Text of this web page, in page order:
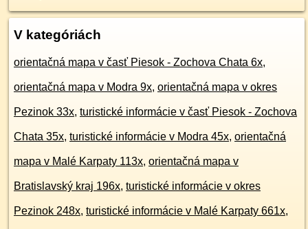
V kategóriách
orientačná mapa v časť Piesok - Zochova Chata 6x,
orientačná mapa v Modra 9x, orientačná mapa v okres
Pezinok 33x, turistické informácie v časť Piesok - Zochova
Chata 35x, turistické informácie v Modra 45x, orientačná
mapa v Malé Karpaty 113x, orientačná mapa v
Bratislavský kraj 196x, turistické informácie v okres
Pezinok 248x, turistické informácie v Malé Karpaty 661x,